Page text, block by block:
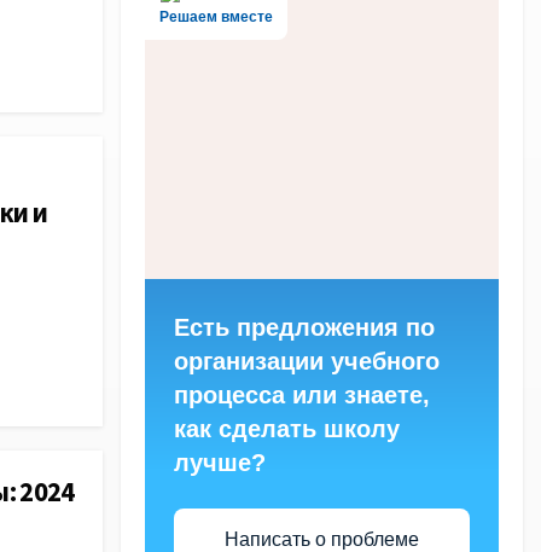
и
2024
Решаем вместе
Есть предложения по
организации учебного
процесса или знаете,
как сделать школу
лучше?
Написать о проблеме